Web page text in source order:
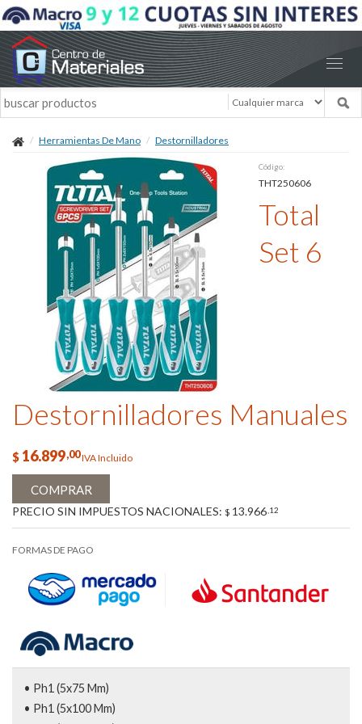
Herramientas De Mano Destornilladores
Código:
THT250606
Total
Set 6
Destornilladores Manuales
$ 16.899,00IVA Incluido
COMPRAR
PRECIO SIN IMPUESTOS NACIONALES: $ 13.966 ,12
FORMAS DE PAGO
• Ph1 (5x75 Mm)
• Ph1 (5x100 Mm)